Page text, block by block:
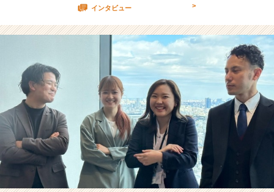
彡
式
T
A
R
C
A
R
E
R
インタビュー >